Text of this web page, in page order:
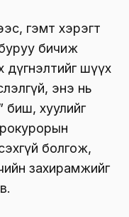
гэмт хэрэгт
бичиж
дүгнэлтийг шүүх
энэ нь
биш, хуулийг
болгож,
захирамжийг